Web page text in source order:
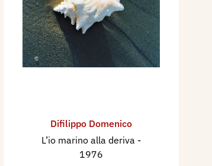
Difilippo Domenico
L’io marino alla deriva -
1976